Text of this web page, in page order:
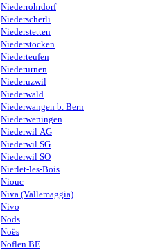
Niederrohrdorf
Niederscherli
Niederstetten
Niederstocken
Niederteufen
Niederurnen
Niederuzwil
Niederwald
Niederwangen b. Bern
Niederweningen
Niederwil AG
Niederwil SG
Niederwil SO
Nierlet-les-Bois
Niouc
Niva (Vallemaggia)
Nivo
Nods
Noës
Noflen BE